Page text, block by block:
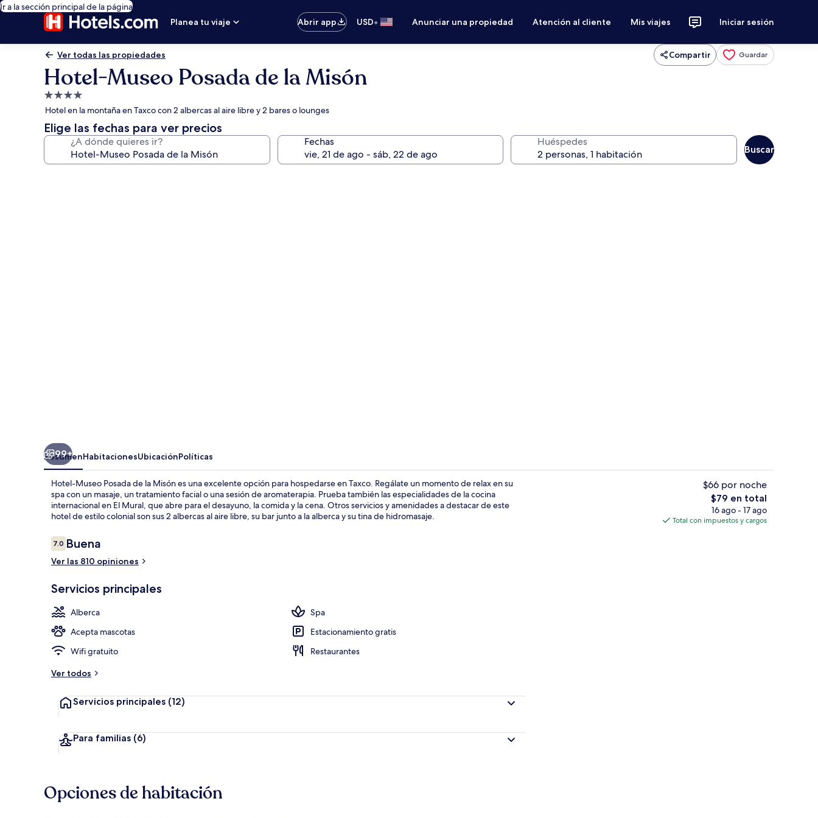
Ir a la sección principal de la página
Planea tu viaje
Abrir app USD• Anunciar una propiedad Atención al cliente Mis viajes Iniciar sesión
Ver todas las propiedades Compartir Guardar
Hotel-Museo Posada de la Misón
Propiedad
de
4.0
estrellas
Hotel en la montaña en Taxco con 2 albercas al aire libre y 2 bares o lounges
Elige las fechas para ver precios
¿A dónde quieres ir? Fechas Huéspedes
Buscar
Vista desde la propiedad
99+
ResumenHabitacionesUbicaciónPolíticas
Hotel-Museo Posada de la Misón es una excelente opción para hospedarse en Taxco. Regálate un momento de relax en su
spa con un masaje, un tratamiento facial o una sesión de aromaterapia. Prueba también las especialidades de la cocina
internacional en El Mural, que abre para el desayuno, la comida y la cena. Otros servicios y amenidades a destacar de este
hotel de estilo colonial son sus 2 albercas al aire libre, su bar junto a la alberca y su tina de hidromasaje.
Opiniones
7.07.0 de 10,
Buena
Ver las 810 opiniones
Servicios principales
Alberca
Spa
Acepta mascotas
Estacionamiento gratis
Wifi gratuito
Restaurantes
Ver todos
Servicios principales (12)
Para familias (6)
$66 por noche
El
precio
total
$79 en total
16 ago - 17 ago
Total con impuestos y cargos
Opciones de habitación